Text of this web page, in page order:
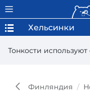
Тонкости
Хельсинки
Финляндия